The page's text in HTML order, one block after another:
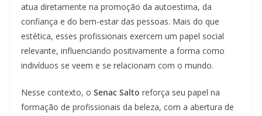
atua diretamente na promoção da autoestima, da
confiança e do bem-estar das pessoas. Mais do que
estética, esses profissionais exercem um papel social
relevante, influenciando positivamente a forma como
indivíduos se veem e se relacionam com o mundo.
Nesse contexto, o Senac Salto reforça seu papel na
formação de profissionais da beleza, com a abertura de